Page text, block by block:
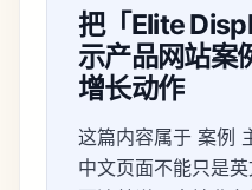
把「Elite
示产品网站案
增长动作
这篇内容属于 案例
中文页面不能只是